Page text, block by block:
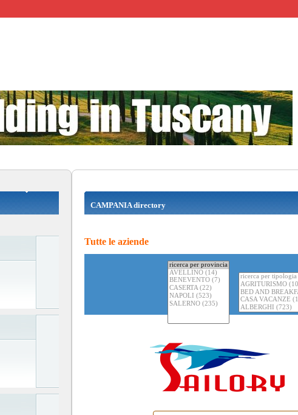
CAMPANIA directory
Tutte le aziende